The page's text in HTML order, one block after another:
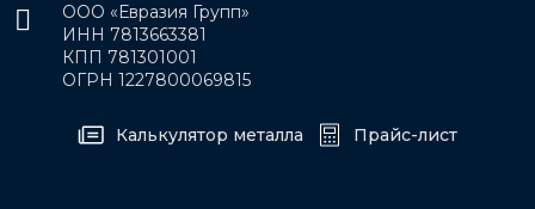
ООО «Евразия Групп»
ИНН 7813663381
КПП 781301001
ОГРН 1227800069815
Калькулятор металла Прайс-лист